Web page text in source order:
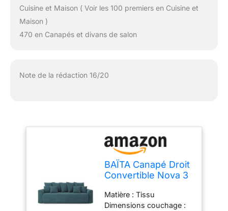
Cuisine et Maison ( Voir les 100 premiers en Cuisine et
Maison )
470 en Canapés et divans de salon
Note de la rédaction 16/20
BAÏTA Canapé Droit
Convertible Nova 3
Bleu Paon
Matière : Tissu
Dimensions couchage :